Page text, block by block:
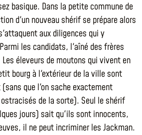
basique. Dans la petite commune de
d'un nouveau shérif se prépare alors
aux diligences qui y
les candidats, l'aîné des frères
éleveurs de moutons qui vivent en
bourg à l'extérieur de la ville sont
que l'on sache exactement
de la sorte). Seul le shérif
jours) sait qu'ils sont innocents,
il ne peut incriminer les Jackman.